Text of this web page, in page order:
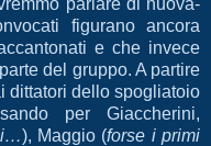
parlare di nuova-
figurano ancora
e che invece
del gruppo. A partire
dittatori dello spogliatoio
per Giaccherini,
), Maggio (forse i primi